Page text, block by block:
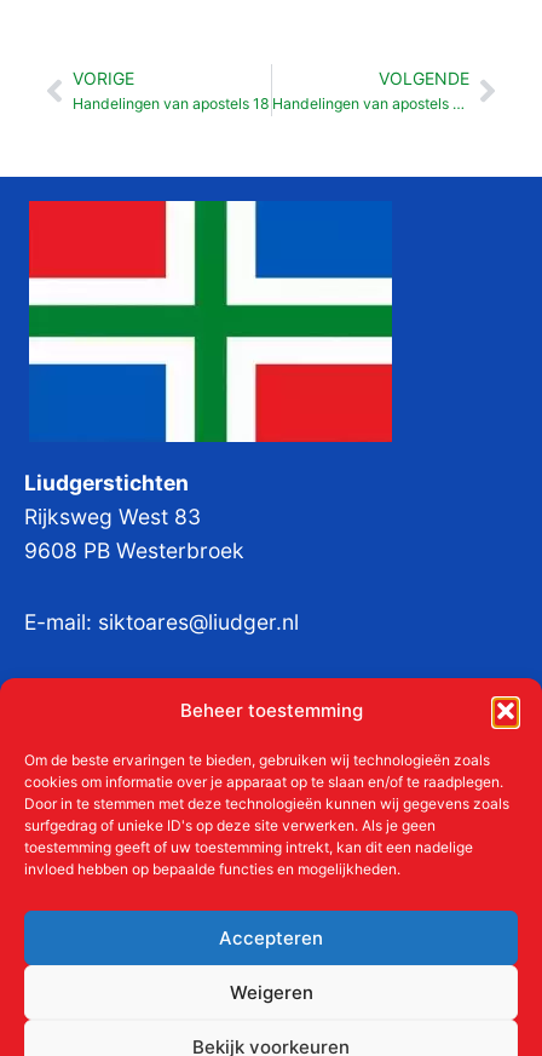
Beheer toestemming
Om de beste ervaringen te bieden, gebruiken wij technologieën zoals
cookies om informatie over je apparaat op te slaan en/of te raadplegen.
Door in te stemmen met deze technologieën kunnen wij gegevens zoals
surfgedrag of unieke ID's op deze site verwerken. Als je geen
toestemming geeft of uw toestemming intrekt, kan dit een nadelige
invloed hebben op bepaalde functies en mogelijkheden.
Accepteren
Weigeren
Bekijk voorkeuren
Vorige
VORIGE
Handelingen van apostels 18
VOLGENDE
Handelingen van apostels 20
Liudgerstichten
Rijksweg West 83
9608 PB Westerbroek
E-mail: siktoares@liudger.nl
KvKnr:41011712
Meer over de Liudgerstichten
Aanmelden als donateur
ANBI
Contact